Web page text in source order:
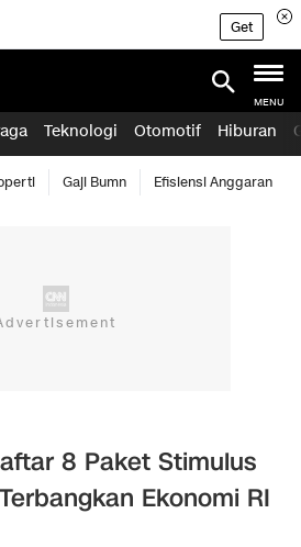
Get
MENU
Teknologi Otomotif Hiburan
Gaji Bumn Efisiensi Anggaran
8 Paket Stimulus
Ekonomi RI